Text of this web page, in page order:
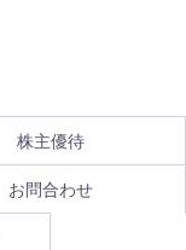
株主優待
お問合わせ